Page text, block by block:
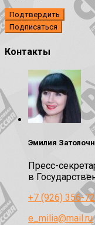
Подтвердить
Контакты
Эмилия
Пресс-
в
+7 (926) 356-
e_milia@mail.ru